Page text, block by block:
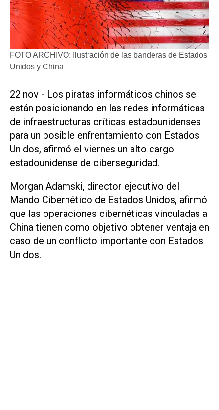
FOTO ARCHIVO: Ilustración de las banderas de Estados
Unidos y China
22 nov - Los piratas informáticos chinos se
están posicionando en las redes informáticas
de infraestructuras críticas estadounidenses
para un posible enfrentamiento con Estados
Unidos, afirmó el viernes un alto cargo
estadounidense de ciberseguridad.
Morgan Adamski, director ejecutivo del
Mando Cibernético de Estados Unidos, afirmó
que las operaciones cibernéticas vinculadas a
China tienen como objetivo obtener ventaja en
caso de un conflicto importante con Estados
Unidos.